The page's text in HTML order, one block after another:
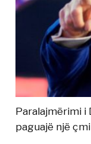
Paralajmërimi i
paguajë një